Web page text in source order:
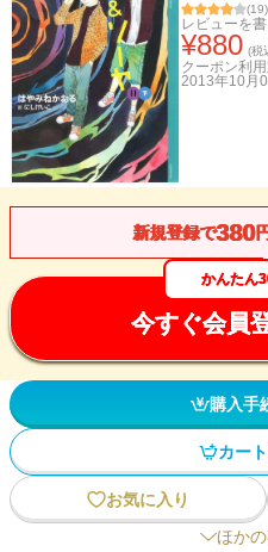
(19)
レビューを書
¥880 (税
クーポン利
2013年10月
新規登録で380
かんたん
今すぐ会員
購入手
カー
お気に入り
ほか